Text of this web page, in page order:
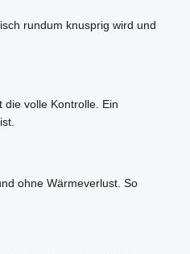
rundum knusprig wird und
volle Kontrolle. Ein
ohne Wärmeverlust. So